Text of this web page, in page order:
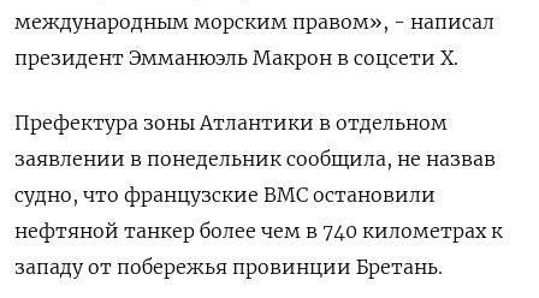
международным морским правом», - написал
президент Эмманюэль ​Макрон в соцсети X.
Префектура зоны Атлантики в ‌отдельном
заявлении в понедельник сообщила, не назвав
судно, что ​французские ВМС остановили
нефтяной танкер более чем в 740 километрах ‌к
западу от побережья провинции Бретань.